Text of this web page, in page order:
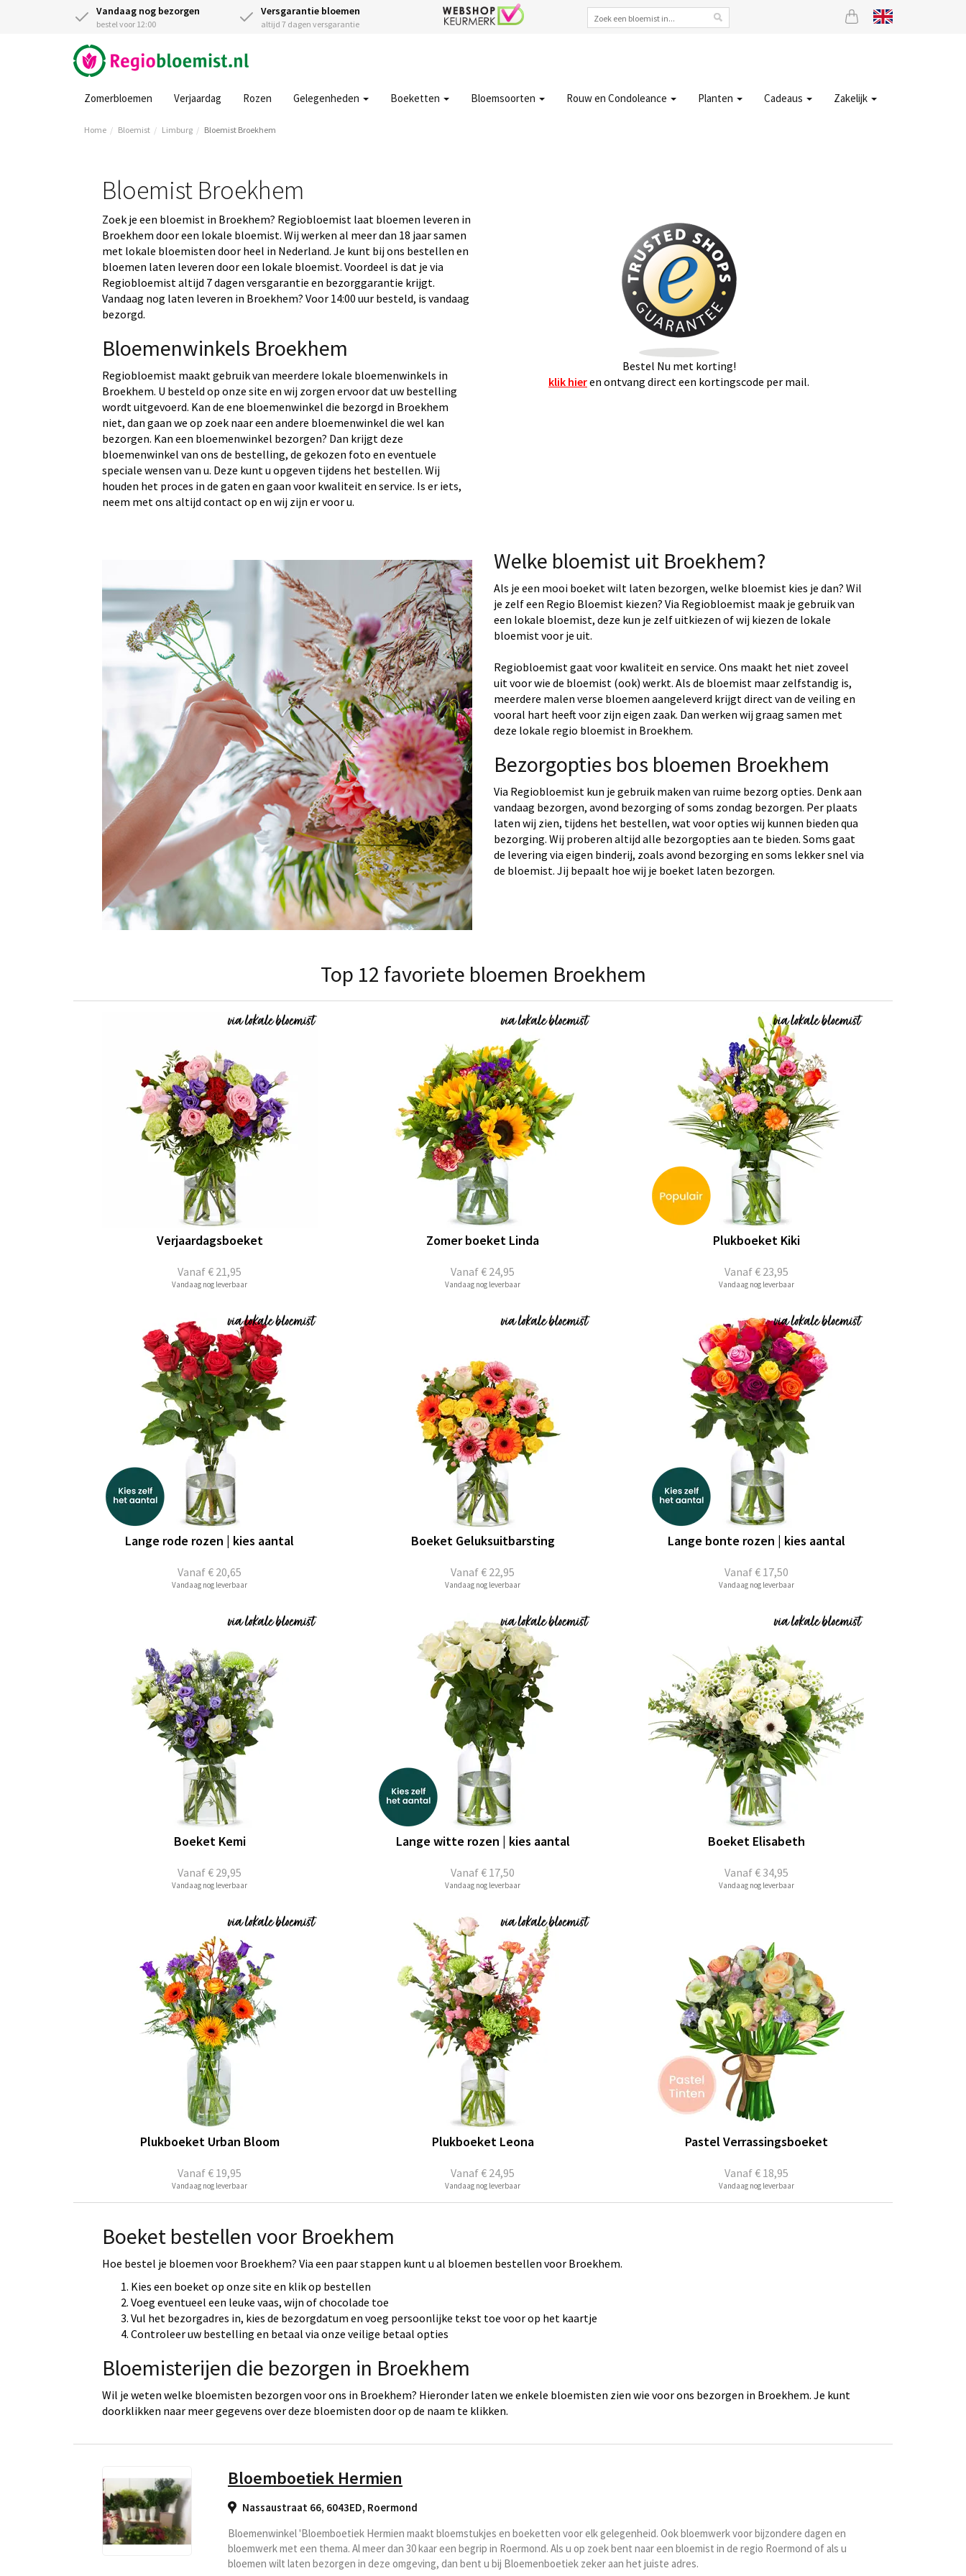
Vandaag nog bezorgen
bestel voor 12:00
Versgarantie bloemen
altijd 7 dagen versgarantie
Zomerbloemen Verjaardag Rozen Gelegenheden Boeketten Bloemsoorten Rouw en Condoleance Planten Cadeaus Zakelijk
Home Bloemist Limburg Bloemist Broekhem
Bloemist Broekhem
Zoek je een bloemist in Broekhem? Regiobloemist laat bloemen leveren in
Broekhem door een lokale bloemist. Wij werken al meer dan 18 jaar samen
met lokale bloemisten door heel in Nederland. Je kunt bij ons bestellen en
bloemen laten leveren door een lokale bloemist. Voordeel is dat je via
Regiobloemist altijd 7 dagen versgarantie en bezorggarantie krijgt.
Vandaag nog laten leveren in Broekhem? Voor 14:00 uur besteld, is vandaag
bezorgd.
Bloemenwinkels Broekhem
Regiobloemist maakt gebruik van meerdere lokale bloemenwinkels in
Broekhem. U besteld op onze site en wij zorgen ervoor dat uw bestelling
wordt uitgevoerd. Kan de ene bloemenwinkel die bezorgd in Broekhem
niet, dan gaan we op zoek naar een andere bloemenwinkel die wel kan
bezorgen. Kan een bloemenwinkel bezorgen? Dan krijgt deze
bloemenwinkel van ons de bestelling, de gekozen foto en eventuele
speciale wensen van u. Deze kunt u opgeven tijdens het bestellen. Wij
houden het proces in de gaten en gaan voor kwaliteit en service. Is er iets,
neem met ons altijd contact op en wij zijn er voor u.
Bestel Nu met korting!
klik hieren ontvang direct een kortingscode per mail.
Welke bloemist uit Broekhem?
Als je een mooi boeket wilt laten bezorgen, welke bloemist kies je dan? Wil
je zelf een Regio Bloemist kiezen? Via Regiobloemist maak je gebruik van
een lokale bloemist, deze kun je zelf uitkiezen of wij kiezen de lokale
bloemist voor je uit.
Regiobloemist gaat voor kwaliteit en service. Ons maakt het niet zoveel
uit voor wie de bloemist (ook) werkt. Als de bloemist maar zelfstandig is,
meerdere malen verse bloemen aangeleverd krijgt direct van de veiling en
vooral hart heeft voor zijn eigen zaak. Dan werken wij graag samen met
deze lokale regio bloemist in Broekhem.
Bezorgopties bos bloemen Broekhem
Via Regiobloemist kun je gebruik maken van ruime bezorg opties. Denk aan
vandaag bezorgen, avond bezorging of soms zondag bezorgen. Per plaats
laten wij zien, tijdens het bestellen, wat voor opties wij kunnen bieden qua
bezorging. Wij proberen altijd alle bezorgopties aan te bieden. Soms gaat
de levering via eigen binderij, zoals avond bezorging en soms lekker snel via
de bloemist. Jij bepaalt hoe wij je boeket laten bezorgen.
Top 12 favoriete bloemen Broekhem
Vanaf€ 21,95
Verjaardagsboeket
Vandaag nog leverbaar
Vanaf€ 24,95
Zomer boeket Linda
Vandaag nog leverbaar
Vanaf€ 23,95
Plukboeket Kiki
Vandaag nog leverbaar
Vanaf€ 20,65
Lange rode rozen | kies aantal
Vandaag nog leverbaar
Vanaf€ 22,95
Boeket Geluksuitbarsting
Vandaag nog leverbaar
Vanaf€ 17,50
Lange bonte rozen | kies aantal
Vandaag nog leverbaar
Vanaf€ 29,95
Boeket Kemi
Vandaag nog leverbaar
Vanaf€ 17,50
Lange witte rozen | kies aantal
Vandaag nog leverbaar
Vanaf€ 34,95
Boeket Elisabeth
Vandaag nog leverbaar
Vanaf€ 19,95
Plukboeket Urban Bloom
Vandaag nog leverbaar
Vanaf€ 24,95
Plukboeket Leona
Vandaag nog leverbaar
Vanaf€ 18,95
Pastel Verrassingsboeket
Vandaag nog leverbaar
Boeket bestellen voor Broekhem
Hoe bestel je bloemen voor Broekhem? Via een paar stappen kunt u al bloemen bestellen voor Broekhem.
Kies een boeket op onze site en klik op bestellen
Voeg eventueel een leuke vaas, wijn of chocolade toe
Vul het bezorgadres in, kies de bezorgdatum en voeg persoonlijke tekst toe voor op het kaartje
Controleer uw bestelling en betaal via onze veilige betaal opties
Bloemisterijen die bezorgen in Broekhem
Wil je weten welke bloemisten bezorgen voor ons in Broekhem? Hieronder laten we enkele bloemisten zien wie voor ons bezorgen in Broekhem. Je kunt
doorklikken naar meer gegevens over deze bloemisten door op de naam te klikken.
Bloemboetiek Hermien
Nassaustraat 66, 6043ED, Roermond
Bloemenwinkel 'Bloemboetiek Hermien maakt bloemstukjes en boeketten voor elk gelegenheid. Ook bloemwerk voor bijzondere dagen en
bloemwerk met een thema. Al meer dan 30 kaar een begrip in Roermond. Als u op zoek bent naar een bloemist in de regio Roermond of als u
bloemen wilt laten bezorgen in deze omgeving, dan bent u bij Bloemenboetiek zeker aan het juiste adres.